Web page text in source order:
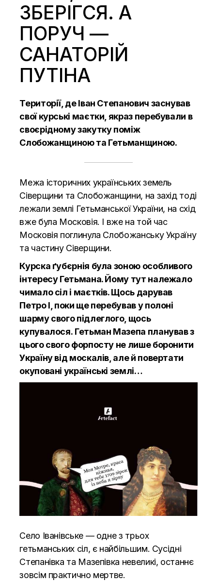
ЗБЕРІГСЯ. А
ПОРУЧ —
САНАТОРІЙ
ПУТІНА
Території, де Іван Степанович заснував
свої курські маєтки, якраз перебували в
своєрідному закутку поміж
Слобожанщиною та Гетьманщиною.
Межа історичних українських земель
Сіверщини та Слобожанщини, на захід тоді
лежали землі Гетьманської України, на схід
вже була Московія. І вже на той час
Московія поглинула Слобожанську Україну
та частину Сіверщини.
Курска ґубєрнія була зоною особливого
інтересу Гетьмана. Йому тут належало
чимало сіл і маєтків. Щось дарував
Петро І, поки ще перебував у полоні
шарму свого підлеглого, щось
купувалося. Гетьман Мазепа планував з
цього свого форпосту не лише боронити
Україну від москалів, але й повертати
окуповані українські землі…
Село Іванівське — одне з трьох
гетьманських сіл, є найбільшим. Сусідні
Степанівка та Мазепівка невеликі, останнє
зовсім практично мертве.